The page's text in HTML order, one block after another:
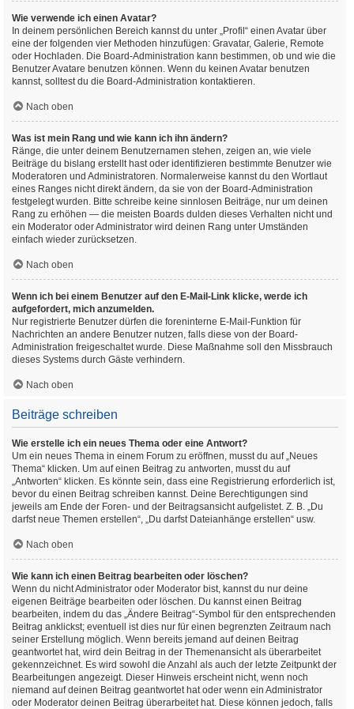
Wie verwende ich einen Avatar?
In deinem persönlichen Bereich kannst du unter „Profil“ einen Avatar über
eine der folgenden vier Methoden hinzufügen: Gravatar, Galerie, Remote
oder Hochladen. Die Board-Administration kann bestimmen, ob und wie die
Benutzer Avatare benutzen können. Wenn du keinen Avatar benutzen
kannst, solltest du die Board-Administration kontaktieren.
Nach oben
Was ist mein Rang und wie kann ich ihn ändern?
Ränge, die unter deinem Benutzernamen stehen, zeigen an, wie viele
Beiträge du bislang erstellt hast oder identifizieren bestimmte Benutzer wie
Moderatoren und Administratoren. Normalerweise kannst du den Wortlaut
eines Ranges nicht direkt ändern, da sie von der Board-Administration
festgelegt wurden. Bitte schreibe keine sinnlosen Beiträge, nur um deinen
Rang zu erhöhen — die meisten Boards dulden dieses Verhalten nicht und
ein Moderator oder Administrator wird deinen Rang unter Umständen
einfach wieder zurücksetzen.
Nach oben
Wenn ich bei einem Benutzer auf den E-Mail-Link klicke, werde ich
aufgefordert, mich anzumelden.
Nur registrierte Benutzer dürfen die foreninterne E-Mail-Funktion für
Nachrichten an andere Benutzer nutzen, falls diese von der Board-
Administration freigeschaltet wurde. Diese Maßnahme soll den Missbrauch
dieses Systems durch Gäste verhindern.
Nach oben
Beiträge schreiben
Wie erstelle ich ein neues Thema oder eine Antwort?
Um ein neues Thema in einem Forum zu eröffnen, musst du auf „Neues
Thema“ klicken. Um auf einen Beitrag zu antworten, musst du auf
„Antworten“ klicken. Es könnte sein, dass eine Registrierung erforderlich ist,
bevor du einen Beitrag schreiben kannst. Deine Berechtigungen sind
jeweils am Ende der Foren- und der Beitragsansicht aufgelistet. Z. B. „Du
darfst neue Themen erstellen“, „Du darfst Dateianhänge erstellen“ usw.
Nach oben
Wie kann ich einen Beitrag bearbeiten oder löschen?
Wenn du nicht Administrator oder Moderator bist, kannst du nur deine
eigenen Beiträge bearbeiten oder löschen. Du kannst einen Beitrag
bearbeiten, indem du das „Ändere Beitrag“-Symbol für den entsprechenden
Beitrag anklickst; eventuell ist dies nur für einen begrenzten Zeitraum nach
seiner Erstellung möglich. Wenn bereits jemand auf deinen Beitrag
geantwortet hat, wird dein Beitrag in der Themenansicht als überarbeitet
gekennzeichnet. Es wird sowohl die Anzahl als auch der letzte Zeitpunkt der
Bearbeitungen angezeigt. Dieser Hinweis erscheint nicht, wenn noch
niemand auf deinen Beitrag geantwortet hat oder wenn ein Administrator
oder Moderator deinen Beitrag überarbeitet hat. Diese können jedoch, falls